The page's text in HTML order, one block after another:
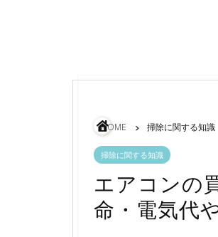
HOME 掃除に関する知識
掃除に関する知識
エアコンの
命・電気代